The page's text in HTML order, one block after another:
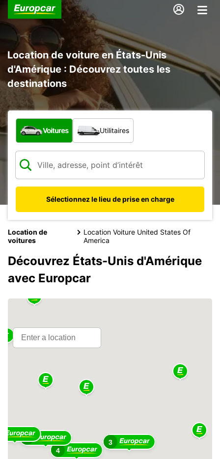
Location de voiture en États-Unis
d'Amérique : Découvrez toutes les
destinations
Quel type de véhicule ?
Voitures Utilitaires
Sélectionnez le lieu de prise en charge
Location de
voitures
Location Voiture United States Of
America
Découvrez États-Unis d'Amérique
avec Europcar
3
4
5